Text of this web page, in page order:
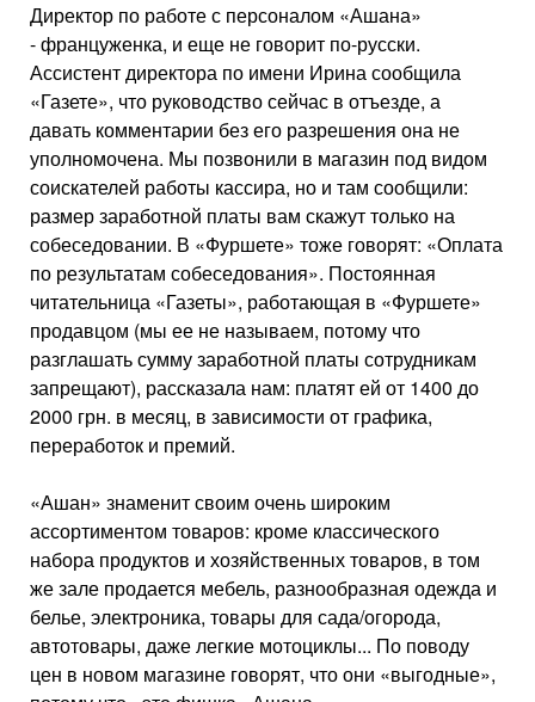
Директор по работе с персоналом «Ашана»
- француженка, и еще не говорит по-русски.
Ассистент директора по имени Ирина сообщила
«Газете», что руководство сейчас в отъезде, а
давать комментарии без его разрешения она не
уполномочена. Мы позвонили в магазин под видом
соискателей работы кассира, но и там сообщили:
размер заработной платы вам скажут только на
собеседовании. В «Фуршете» тоже говорят: «Оплата
по результатам собеседования». Постоянная
читательница «Газеты», работающая в «Фуршете»
продавцом (мы ее не называем, потому что
разглашать сумму заработной платы сотрудникам
запрещают), рассказала нам: платят ей от 1400 до
2000 грн. в месяц, в зависимости от графика,
переработок и премий.
«Ашан» знаменит своим очень широким
ассортиментом товаров: кроме классического
набора продуктов и хозяйственных товаров, в том
же зале продается мебель, разнообразная одежда и
белье, электроника, товары для сада/огорода,
автотовары, даже легкие мотоциклы... По поводу
цен в новом магазине говорят, что они «выгодные»,